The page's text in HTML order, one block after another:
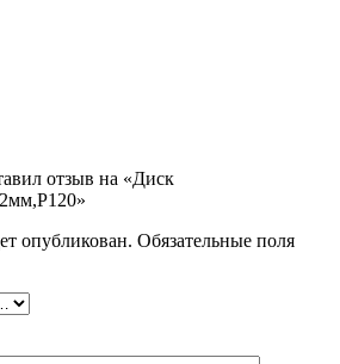
отзыв на «Диск
опубликован. Обязательные поля